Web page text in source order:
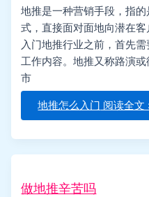
地推是一种营销手段，指
式，直接面对面地向潜在
入门地推行业之前，首先
工作内容。地推又称路演
市
地推怎么入门 阅读全文
做地推辛苦吗